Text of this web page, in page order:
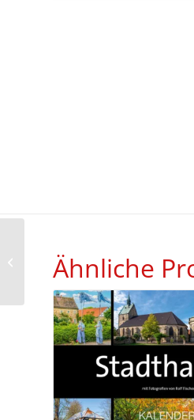
Ähnliche
Historische Ansichten
aus Aschersleben 2027